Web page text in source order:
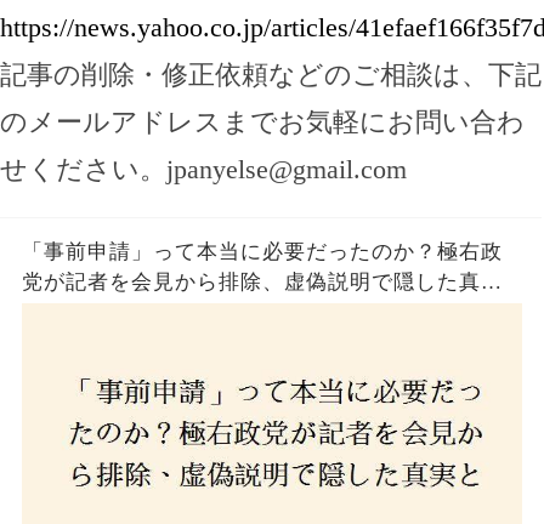
https://news.yahoo.co.jp/articles/
記事の削除・修正依頼などのご相談は、下記
のメールアドレスまでお気軽にお問い合わ
せください。 jpanyelse@gmail.com
「事前申請」って本当に必要だったのか？極右政
党が記者を会見から排除、虚偽説明で隠した真実